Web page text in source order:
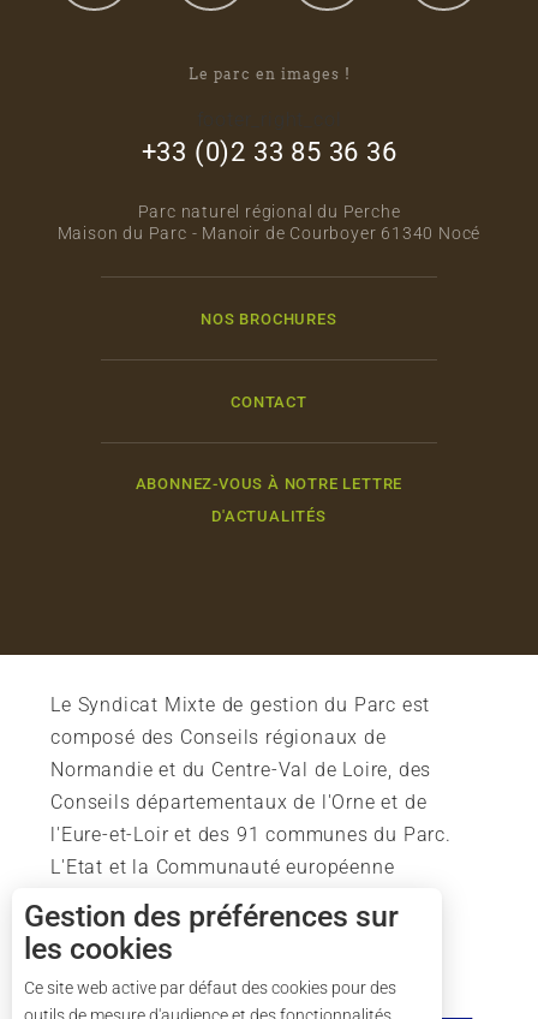
Le parc en images !
+33 (0)2 33 85 36 36
Parc naturel régional du Perche
Maison du Parc - Manoir de Courboyer 61340 Nocé
NOS BROCHURES
CONTACT
ABONNEZ-VOUS À NOTRE LETTRE
D'ACTUALITÉS
Le Syndicat Mixte de gestion du Parc est
composé des Conseils régionaux de
Normandie et du Centre-Val de Loire, des
Conseils départementaux de l'Orne et de
l'Eure-et-Loir et des 91 communes du Parc.
L'Etat et la Communauté européenne
soutiennent également l'action du Parc.
Gestion des préférences sur
les cookies
Ce site web active par défaut des cookies pour des